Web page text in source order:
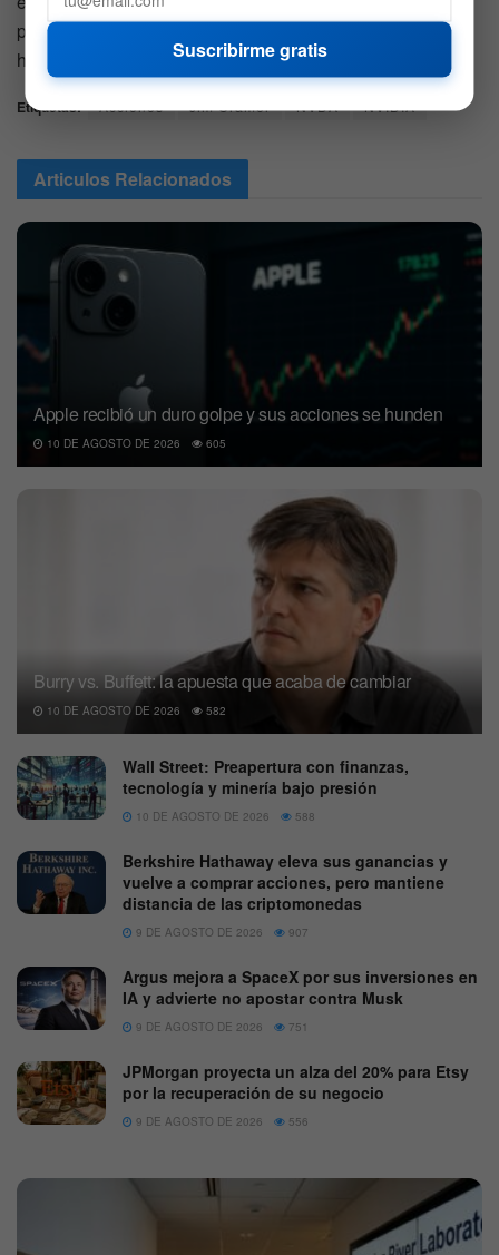
preparándose para una reacción mucho más volátil de lo
habitual.
Etiquetas: Acciones Jim Cramer NVDA NVIDIA
Articulos Relacionados
Apple recibió un duro golpe y sus acciones se hunden
10 DE AGOSTO DE 2026 605
Burry vs. Buffett: la apuesta que acaba de cambiar
10 DE AGOSTO DE 2026 582
Wall Street: Preapertura con finanzas,
tecnología y minería bajo presión
10 DE AGOSTO DE 2026 588
Berkshire Hathaway eleva sus ganancias y
vuelve a comprar acciones, pero mantiene
distancia de las criptomonedas
9 DE AGOSTO DE 2026 907
Argus mejora a SpaceX por sus inversiones en
IA y advierte no apostar contra Musk
9 DE AGOSTO DE 2026 751
JPMorgan proyecta un alza del 20% para Etsy
por la recuperación de su negocio
9 DE AGOSTO DE 2026 556
Suscribirme gratis